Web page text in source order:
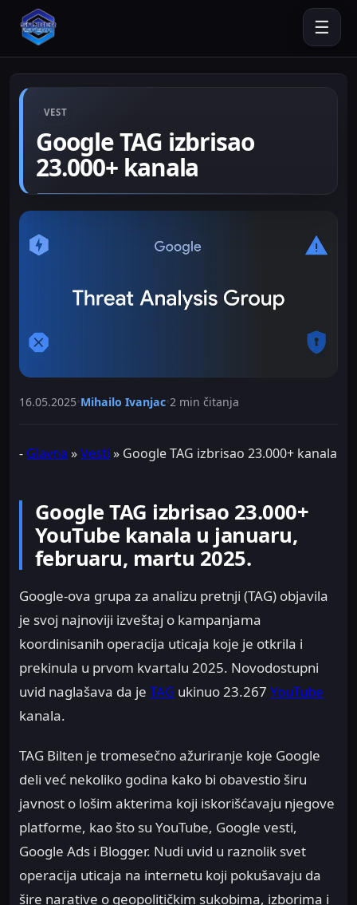
☰
VEST
Google TAG izbrisao
23.000+ kanala
16.05.2025 Mihailo Ivanjac 2 min čitanja
- Glavna »Vesti » Google TAG izbrisao 23.000+ kanala
Google TAG izbrisao 23.000+
YouTube kanala u januaru,
februaru, martu 2025.
Google-ova grupa za analizu pretnji (TAG) objavila
je svoj najnoviji izveštaj o kampanjama
koordinisanih operacija uticaja koje je otkrila i
prekinula u prvom kvartalu 2025. Novodostupni
uvid naglašava da je TAG ukinuo 23.267 YouTube
kanala.
TAG Bilten je tromesečno ažuriranje koje Google
deli već nekoliko godina kako bi obavestio širu
javnost o lošim akterima koji iskorišćavaju njegove
platforme, kao što su YouTube, Google vesti,
Google Ads i Blogger. Nudi uvid u raznolik svet
operacija uticaja na internetu koji pokušavaju da
šire narative o geopolitičkim sukobima, izborima i